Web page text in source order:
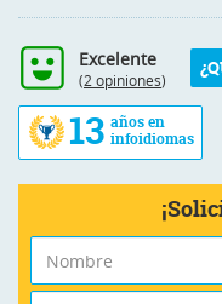
Excelente
(2 opiniones)
13 años en
infoidiomas